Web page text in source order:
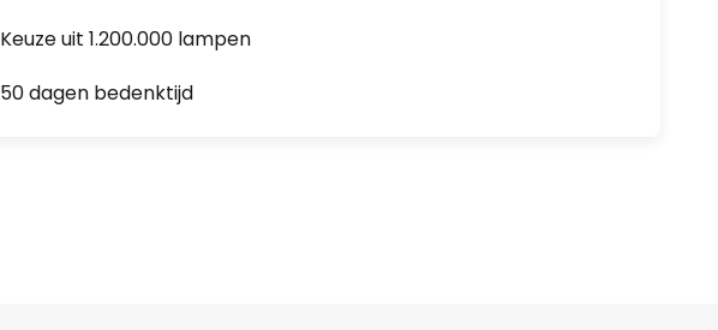
Keuze uit 1.200.000 lampen
50 dagen bedenktijd